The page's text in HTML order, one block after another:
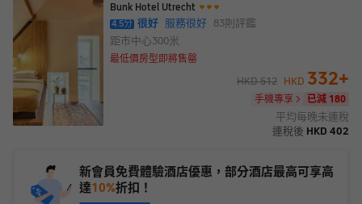
Bunk Hotel Utrecht
4.5分 很好 服務很好 83則評鑑
距市中心300米
最低價房型即將售罄
HKD512 HKD 332+
手機專享 已減 180
平均每晚未連稅
連稅後 HKD 402
新會員免費體驗酒店優惠，部分酒店最高可享高
達10%折扣！